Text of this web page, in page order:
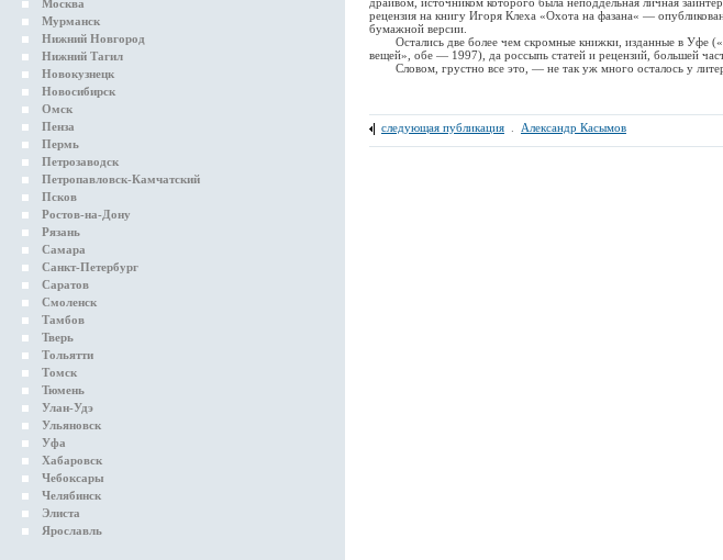
Москва
Мурманск
Нижний Новгород
Нижний Тагил
Новокузнецк
Новосибирск
Омск
Пенза
Пермь
Петрозаводск
Петропавловск-Камчатский
Псков
Ростов-на-Дону
Рязань
Самара
Санкт-Петербург
Саратов
Смоленск
Тамбов
Тверь
Тольятти
Томск
Тюмень
Улан-Удэ
Ульяновск
Уфа
Хабаровск
Чебоксары
Челябинск
Элиста
Ярославль
рецензия на книгу Игоря Клеха «Охота на фазана« —
бумажной версии.
Остались две более чем скромные книжки, изданные в Уфе
вещей», обе — 1997), да россыпь статей и рецензий, большей
Словом, грустно все это, — не так уж много осталось у
следующая публикация Александр Касымов